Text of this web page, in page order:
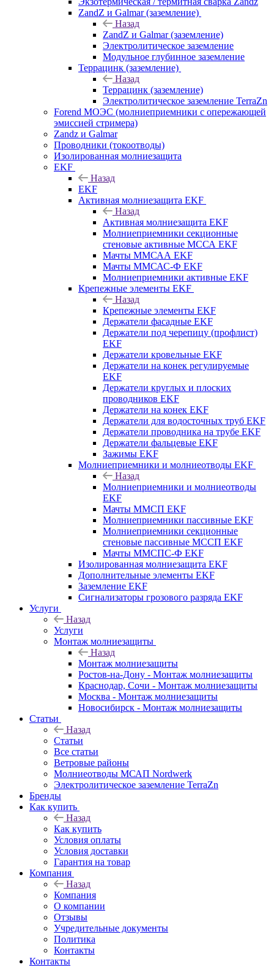
ZandZ и Galmar (заземление)
Назад
ZandZ и Galmar (заземление)
Электролитическое заземление
Модульное глубинное заземление
Террацинк (заземление)
Назад
Террацинк (заземление)
Электролитическое заземление TerraZn
Forend МОЭС (молниеприемники с опережающей
эмиссией стримера)
Zandz и Galmar
Проводники (токоотводы)
Изолированная молниезащита
EKF
Назад
EKF
Активная молниезащита EKF
Назад
Активная молниезащита EKF
Молниеприемники секционные
стеновые активные МССА EKF
Мачты ММСАА EKF
Мачты ММСАС-Ф EKF
Молниеприемники активные EKF
Крепежные элементы EKF
Назад
Крепежные элементы EKF
Держатели фасадные EKF
Держатели под черепицу (профлист)
EKF
Держатели кровельные EKF
Держатели на конек регулируемые
EKF
Держатели круглых и плоских
проводников EKF
Держатели на конек EKF
Держатели для водосточных труб EKF
Держатели проводника на трубе EKF
Держатели фальцевые EKF
Зажимы EKF
Молниеприемники и молниеотводы EKF
Назад
Молниеприемники и молниеотводы
EKF
Мачты ММСП EKF
Молниеприемники пассивные EKF
Молниеприемники секционные
стеновые пассивные МССП EKF
Мачты ММСПС-Ф EKF
Изолированная молниезащита EKF
Дополнительные элементы EKF
Заземление EKF
Сигнализаторы грозового разряда EKF
Услуги
Назад
Услуги
Монтаж молниезащиты
Назад
Монтаж молниезащиты
Ростов-на-Дону - Монтаж молниезащиты
Краснодар, Сочи - Монтаж молниезащиты
Москва - Монтаж молниезащиты
Новосибирск - Монтаж молниезащиты
Статьи
Назад
Статьи
Все статьи
Ветровые районы
Молниеотводы МСАП Nordwerk
Электролитическое заземление TerraZn
Бренды
Как купить
Назад
Как купить
Условия оплаты
Условия доставки
Гарантия на товар
Компания
Назад
Компания
О компании
Отзывы
Учредительные документы
Политика
Контакты
Контакты